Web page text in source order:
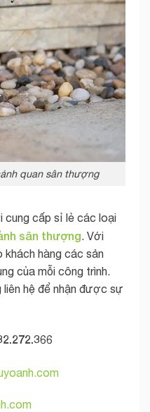
quan sân thượng
cung cấp sỉ lẻ các loại
sân thượng. Với
khách hàng các sản
của mỗi công trình.
hệ để nhận được sự